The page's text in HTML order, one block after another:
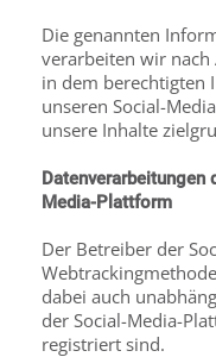
Die genannten
verarbeiten wir nach
in dem berechtigten
unseren Social-
unsere Inhalte
Datenverarbeitungen
Media-Plattform
Der Betreiber der
dabei auch
der Social-Media-
registriert sind.